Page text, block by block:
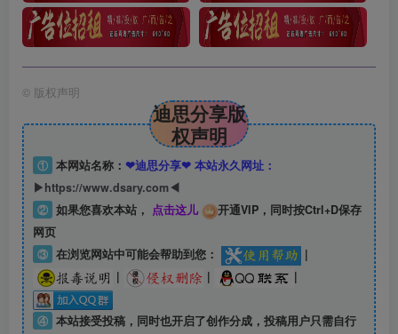
© 版权声明
迪思分享版
权声明
① 本网站名称： ❤迪思分享❤ 本站永久网址：
▶https://www.dsary.com◀
② 如果您喜欢本站， 点击这儿
开通VIP，同时按Ctrl+D保存
网页
③ 在浏览网站中可能会帮助到您：
|
|
| |
④ 本站接受投稿，同时也开启了创作分成，投稿用户只需自行